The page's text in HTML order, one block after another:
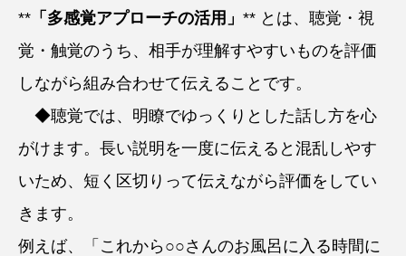
** 「多感覚アプローチの活用」 ** とは、聴覚・視
覚・触覚のうち、相手が理解すやすいものを評価
しながら組み合わせて伝えることです。
◆聴覚では、明瞭でゆっくりとした話し方を心
がけます。長い説明を一度に伝えると混乱しやす
いため、短く区切りって伝えながら評価をしてい
きます。
例えば、「これから○○さんのお風呂に入る時間に